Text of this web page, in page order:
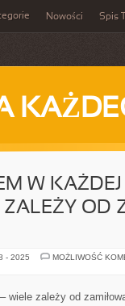
Nowości Spis
W KAŻDEJ
ZALEŻY OD
- 2025 MOŻLIWOŚĆ
zależy od